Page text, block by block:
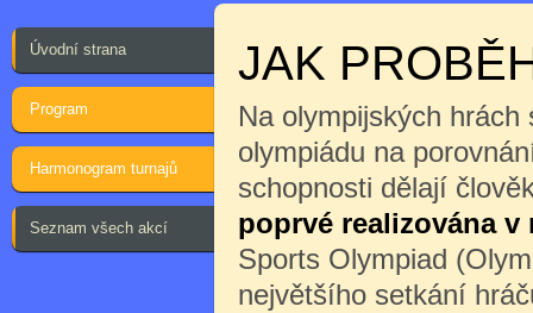
Úvodní strana
Program
Harmonogram turnajů
Seznam všech akcí
JAK
Na olympijských
olympiádu na
schopnosti dělají
poprvé realizována v
Sports Olympiad
největšího setkání